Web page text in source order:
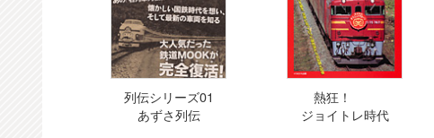
列伝シリーズ01
あずさ列伝
熱狂！
ジョイトレ時代